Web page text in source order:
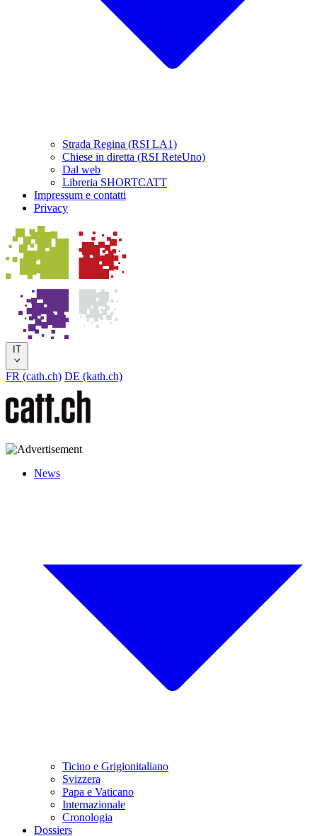
Strada Regina (RSI LA1)
Chiese in diretta (RSI ReteUno)
Dal web
Libreria SHORTCATT
Impressum e contatti
Privacy
IT
FR (cath.ch) DE (kath.ch)
News
Ticino e Grigionitaliano
Svizzera
Papa e Vaticano
Internazionale
Cronologia
Dossiers